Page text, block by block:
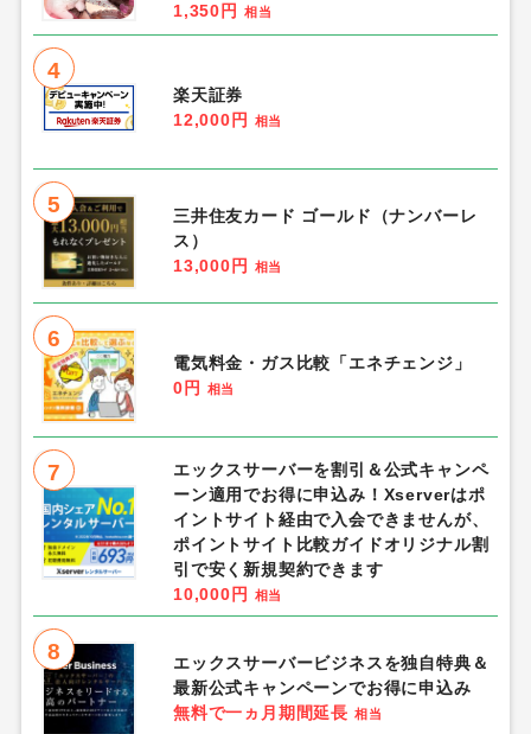
1,350円 相当
4
楽天証券
12,000円
相当
5
三井住友カード ゴールド（ナンバーレ
ス）
13,000円
相当
6
電気料金・ガス比較「エネチェンジ」
0円
相当
7
エックスサーバーを割引＆公式キャンペ
ーン適用でお得に申込み！Xserverはポ
イントサイト経由で入会できませんが、
ポイントサイト比較ガイドオリジナル割
引で安く新規契約できます
10,000円
相当
8
エックスサーバービジネスを独自特典＆
最新公式キャンペーンでお得に申込み
無料で一ヵ月期間延長 相当